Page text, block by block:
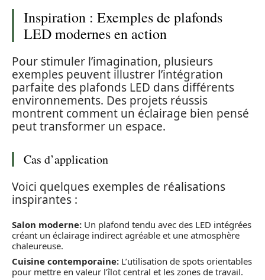
Inspiration : Exemples de plafonds
LED modernes en action
Pour stimuler l’imagination, plusieurs
exemples peuvent illustrer l’intégration
parfaite des plafonds LED dans différents
environnements. Des projets réussis
montrent comment un éclairage bien pensé
peut transformer un espace.
Cas d’application
Voici quelques exemples de réalisations
inspirantes :
Salon moderne: Un plafond tendu avec des LED intégrées
créant un éclairage indirect agréable et une atmosphère
chaleureuse.
Cuisine contemporaine: L’utilisation de spots orientables
pour mettre en valeur l’îlot central et les zones de travail.